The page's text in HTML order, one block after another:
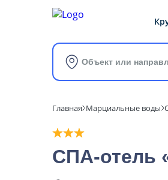
Объект или
Главная Марциальные воды
СПА-отель